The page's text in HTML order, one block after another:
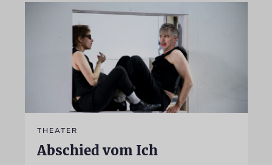
THEATER
Abschied vom Ich